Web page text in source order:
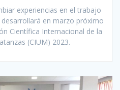
experiencias en el trabajo
en marzo próximo
Científica Internacional de la
(CIUM) 2023.